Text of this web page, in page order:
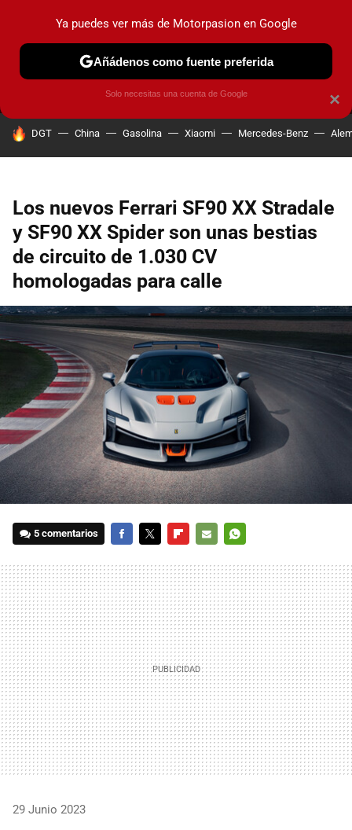
MENÚ NUEVO
COCHES ELÉCTRICOS OBSERVATORIO
HOY SE HABLA DE
DGT China Gasolina Xiaomi Mercedes-Benz
Los nuevos Ferrari SF90 XX Stradale
y SF90 XX Spider son unas bestias
de circuito de 1.030 CV
homologadas para calle
5 comentarios
MAIL
29 Junio 2023
×
Ya puedes ver más de Motorpasion en Google
Añádenos como fuente preferida
Solo necesitas una cuenta de Google